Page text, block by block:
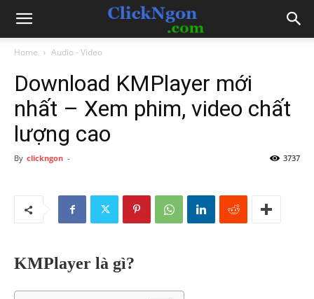
Home Audio - Video
Download KMPlayer mới
nhất – Xem phim, video chất
lượng cao
By clickngon - 3737
KMPlayer là gì?